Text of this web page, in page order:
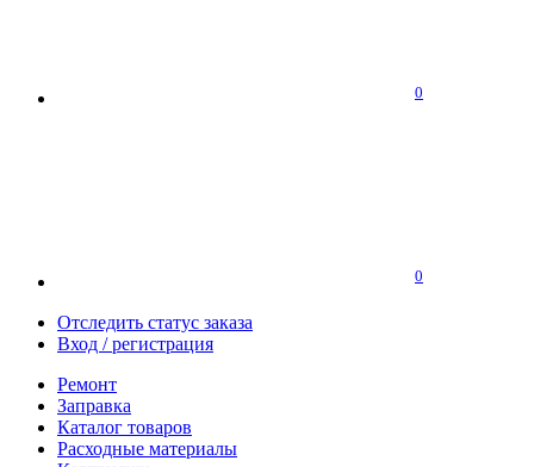
0
0
Отследить статус заказа
Вход / регистрация
Ремонт
Заправка
Каталог товаров
Расходные материалы